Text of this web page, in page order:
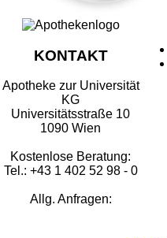
KONTAKT
Apotheke zur Universität
KG
Universitätsstraße 10
1090 Wien
Kostenlose Beratung:
Tel.: +43 1 402 52 98 - 0
Allg. Anfragen: